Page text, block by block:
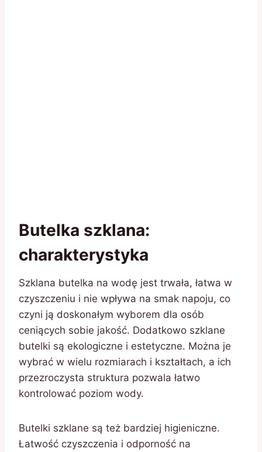
Butelka szklana:
charakterystyka
Szklana butelka na wodę jest trwała, łatwa w
czyszczeniu i nie wpływa na smak napoju, co
czyni ją doskonałym wyborem dla osób
ceniących sobie jakość. Dodatkowo szklane
butelki są ekologiczne i estetyczne. Można je
wybrać w wielu rozmiarach i kształtach, a ich
przezroczysta struktura pozwala łatwo
kontrolować poziom wody.
Butelki szklane są też bardziej higieniczne.
Łatwość czyszczenia i odporność na